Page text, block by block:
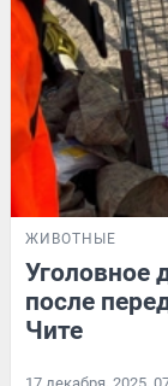
ЖИВОТНЫЕ
Уголовное
после
Чите